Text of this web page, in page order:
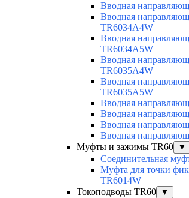
Вводная
Вводная
TR6034A4W
Вводная
TR6034A5W
Вводная
TR6035A4W
Вводная
TR6035A5W
Вводная
Вводная
Вводная
Вводная
Муфты и зажимы TR60
▼
Соединительная
Муфта для точки
TR6014W
Токоподводы TR60
▼